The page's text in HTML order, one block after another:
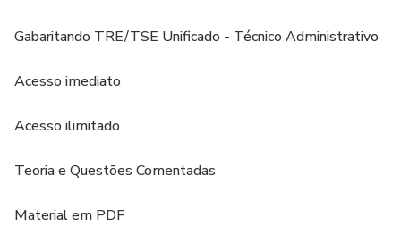
Gabaritando TRE/TSE Unificado - Técnico Administrativo
Acesso imediato
Acesso ilimitado
Teoria e Questões Comentadas
Material em PDF